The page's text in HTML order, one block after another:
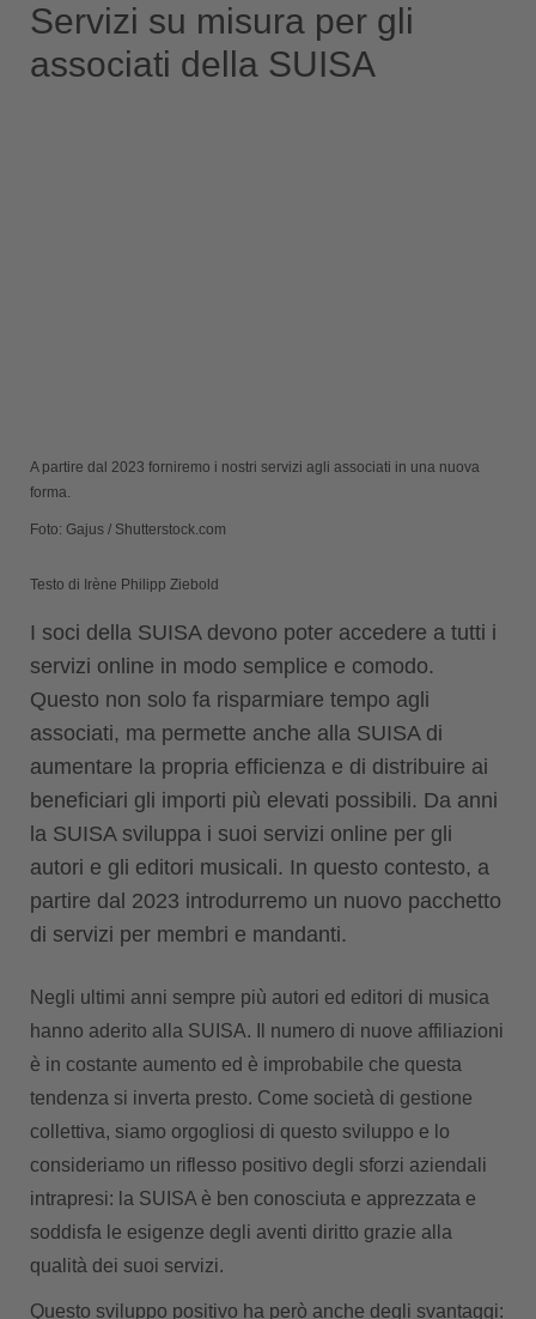
Servizi su misura per gli
associati della SUISA
A partire dal 2023 forniremo i nostri servizi agli associati in una nuova
forma.
Foto: Gajus / Shutterstock.com
Testo di Irène Philipp Ziebold
I soci della SUISA devono poter accedere a tutti i
servizi online in modo semplice e comodo.
Questo non solo fa risparmiare tempo agli
associati, ma permette anche alla SUISA di
aumentare la propria efficienza e di distribuire ai
beneficiari gli importi più elevati possibili. Da anni
la SUISA sviluppa i suoi servizi online per gli
autori e gli editori musicali. In questo contesto, a
partire dal 2023 introdurremo un nuovo pacchetto
di servizi per membri e mandanti.
Negli ultimi anni sempre più autori ed editori di musica
hanno aderito alla SUISA. Il numero di nuove affiliazioni
è in costante aumento ed è improbabile che questa
tendenza si inverta presto. Come società di gestione
collettiva, siamo orgogliosi di questo sviluppo e lo
consideriamo un riflesso positivo degli sforzi aziendali
intrapresi: la SUISA è ben conosciuta e apprezzata e
soddisfa le esigenze degli aventi diritto grazie alla
qualità dei suoi servizi.
Questo sviluppo positivo ha però anche degli svantaggi: